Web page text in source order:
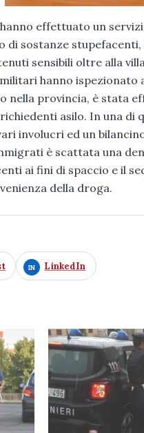
effettuato un
sostanze stupefacenti,
sensibili oltre alla
hanno ispezionato
nella provincia, è stata
asilo. In una di
involucri ed un
è scattata una
ai fini di spaccio e il
della droga.
LinkedIn